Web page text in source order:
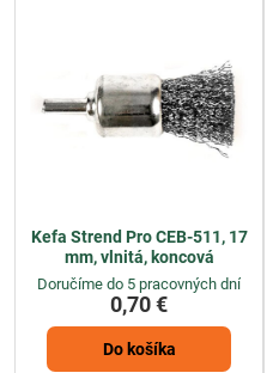
Kefa Strend Pro CEB-511, 17
mm, vlnitá, koncová
Doručíme do 5 pracovných dní
0,70 €
Do košíka